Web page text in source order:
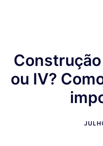
ou IV?